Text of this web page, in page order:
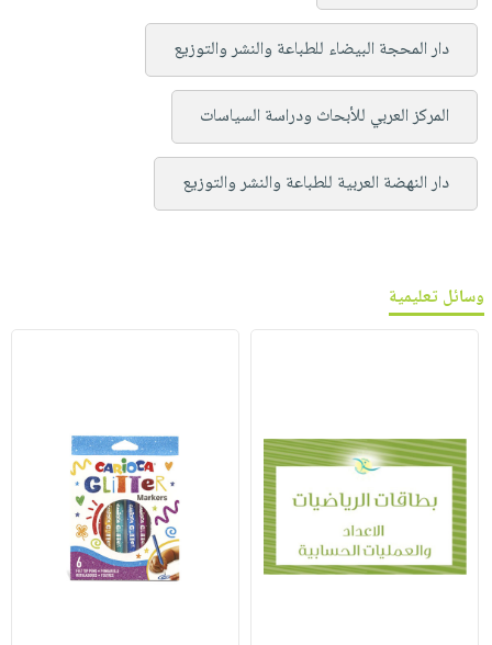
دار المحجة البيضاء للطباعة والنشر والتوزيع
المركز العربي للأبحاث ودراسة السياسات
دار النهضة العربية للطباعة والنشر والتوزيع
وسائل تعليمية